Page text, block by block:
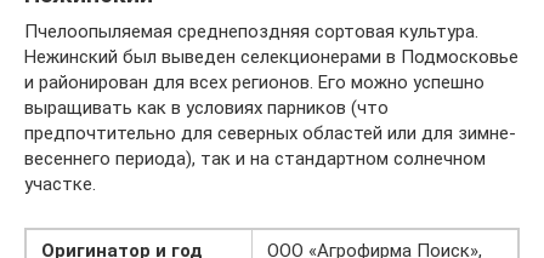
Пчелоопыляемая среднепоздняя сортовая культура.
Нежинский был выведен селекционерами в Подмосковье
и районирован для всех регионов. Его можно успешно
выращивать как в условиях парников (что
предпочтительно для северных областей или для зимне-
весеннего периода), так и на стандартном солнечном
участке.
Оригинатор и год
ООО «Агрофирма Поиск»,